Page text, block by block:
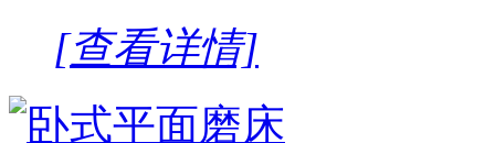
[查看详情]